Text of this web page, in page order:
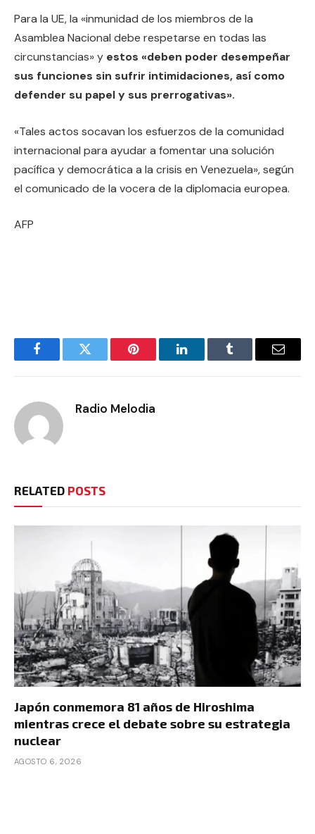
Para la UE, la «inmunidad de los miembros de la
Asamblea Nacional debe respetarse en todas las
circunstancias» y estos «deben poder desempeñar
sus funciones sin sufrir intimidaciones, así como
defender su papel y sus prerrogativas».
«Tales actos socavan los esfuerzos de la comunidad
internacional para ayudar a fomentar una solución
pacífica y democrática a la crisis en Venezuela», según
el comunicado de la vocera de la diplomacia europea.
AFP
FacebookTwitter Pinterest LinkedInTumblr Email
Radio Melodia
RELATED POSTS
Japón conmemora 81 años de Hiroshima
mientras crece el debate sobre su estrategia
nuclear
AGOSTO 6, 2026